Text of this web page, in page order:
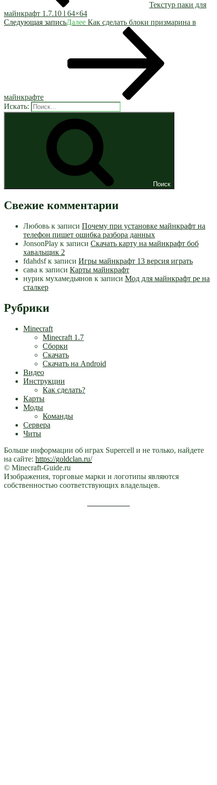
Текстур паки для
майнкрафт 1.7.10 l 64×64
Следующая записьДалее Как сделать блоки призмарина в
майнкрафте
Искать:
Поиск
Свежие комментарии
Любовь к записи Почему при установке майнкрафт на
телефон пишет ошибка разбора данных
JonsonPlay к записи Скачать карту на майнкрафт боб
хавальщик 2
fdahdsfк записи Игры майнкрафт 13 версия играть
сава к записи Карты майнкрафт
нурик мухамедьянов к записи Мод для майнкрафт pe на
сталкер
Рубрики
Minecraft
Minecraft 1.7
Сборки
Скачать
Скачать на Android
Видео
Инструкции
Как сделать?
Карты
Моды
Команды
Сервера
Читы
Больше информации об играх Supercell и не только, найдете
на сайте: https://goldclan.ru/
© Minecraft-Guide.ru
Изображения, торговые марки и логотипы являются
собственностью соответствующих владельцев.